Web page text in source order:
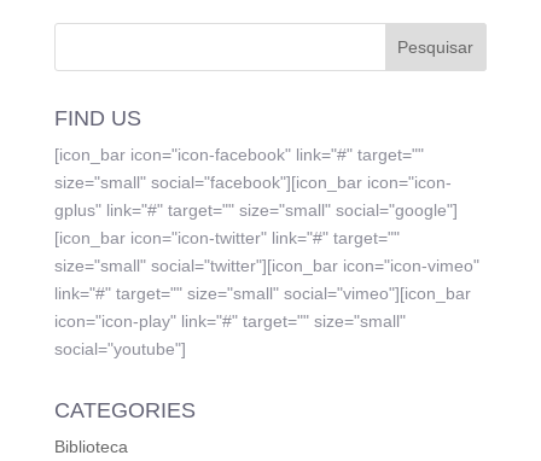
FIND US
[icon_bar icon="icon-facebook" link="#" target=""
size="small" social="facebook"][icon_bar icon="icon-
gplus" link="#" target="" size="small" social="google"]
[icon_bar icon="icon-twitter" link="#" target=""
size="small" social="twitter"][icon_bar icon="icon-vimeo"
link="#" target="" size="small" social="vimeo"][icon_bar
icon="icon-play" link="#" target="" size="small"
social="youtube"]
CATEGORIES
Biblioteca